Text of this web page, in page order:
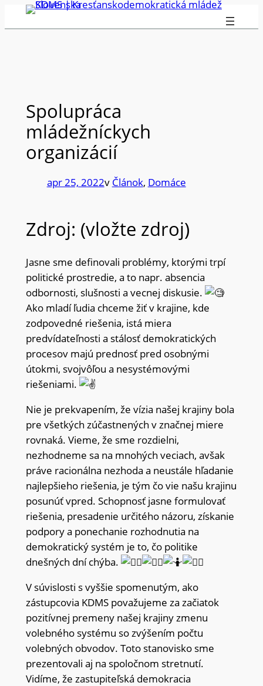
Prejsť
na
Spolupráca
mládežníckych
organizácií
apr 25, 2022v Článok, Domáce
Zdroj: (vložte zdroj)
Jasne sme definovali problémy, ktorými trpí
politické prostredie, a to napr. absencia
odbornosti, slušnosti a vecnej diskusie.
Ako mladí ľudia chceme žiť v krajine, kde
zodpovedné riešenia, istá miera
predvídateľnosti a stálosť demokratických
procesov majú prednosť pred osobnými
útokmi, svojvôľou a nesystémovými
riešeniami.
Nie je prekvapením, že vízia našej krajiny bola
pre všetkých zúčastnených v značnej miere
rovnaká. Vieme, že sme rozdielni,
nezhodneme sa na mnohých veciach, avšak
práve racionálna nezhoda a neustále hľadanie
najlepšieho riešenia, je tým čo vie našu krajinu
posunúť vpred. Schopnosť jasne formulovať
riešenia, presadenie určitého názoru, získanie
podpory a ponechanie rozhodnutia na
demokratický systém je to, čo politike
dnešných dní chýba.
V súvislosti s vyššie spomenutým, ako
zástupcovia KDMS považujeme za začiatok
pozitívnej premeny našej krajiny zmenu
volebného systému so zvýšením počtu
volebných obvodov. Toto stanovisko sme
prezentovali aj na spoločnom stretnutí.
Vidíme, že zastupiteľská demokracia